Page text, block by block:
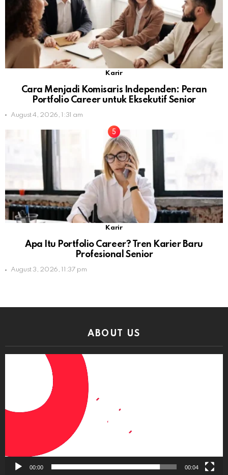
Karir
Cara Menjadi Komisaris Independen: Peran
Portfolio Career untuk Eksekutif Senior
August 4, 2026, 1:31 am
Karir
Apa Itu Portfolio Career? Tren Karier Baru
Profesional Senior
August 3, 2026, 11:37 pm
ABOUT US
00:00 00:04